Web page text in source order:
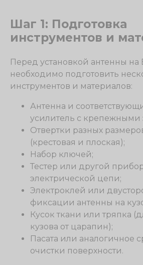
Шаг 1: Подготовка
инструментов и
Перед установкой антенны на
необходимо подготовить
инструментов и материалов:
Антенна и
усилитель с крепежными
Отвертки разных
(крестовая и плоская);
Набор ключей;
Тестер или другой
электрической цепи;
Электроклей или
фиксации антенны на
Кусок ткани или тряпка
кузова от царапин);
Пасата или аналогичное
очистки поверхности.